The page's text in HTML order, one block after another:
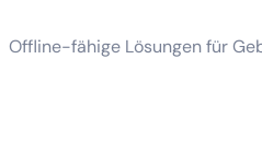
Offline-fähige Lösungen für